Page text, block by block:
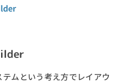
ムという考え方でレイアウ